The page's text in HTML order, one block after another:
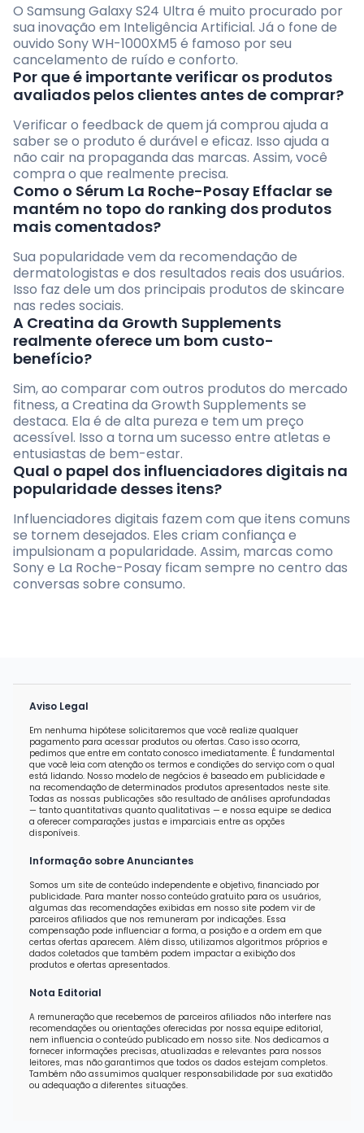
O Samsung Galaxy S24 Ultra é muito procurado por
sua inovação em Inteligência Artificial. Já o fone de
ouvido Sony WH-1000XM5 é famoso por seu
cancelamento de ruído e conforto.
Por que é importante verificar os produtos
avaliados pelos clientes antes de comprar?
Verificar o feedback de quem já comprou ajuda a
saber se o produto é durável e eficaz. Isso ajuda a
não cair na propaganda das marcas. Assim, você
compra o que realmente precisa.
Como o Sérum La Roche-Posay Effaclar se
mantém no topo do ranking dos produtos
mais comentados?
Sua popularidade vem da recomendação de
dermatologistas e dos resultados reais dos usuários.
Isso faz dele um dos principais produtos de skincare
nas redes sociais.
A Creatina da Growth Supplements
realmente oferece um bom custo-
benefício?
Sim, ao comparar com outros produtos do mercado
fitness, a Creatina da Growth Supplements se
destaca. Ela é de alta pureza e tem um preço
acessível. Isso a torna um sucesso entre atletas e
entusiastas de bem-estar.
Qual o papel dos influenciadores digitais na
popularidade desses itens?
Influenciadores digitais fazem com que itens comuns
se tornem desejados. Eles criam confiança e
impulsionam a popularidade. Assim, marcas como
Sony e La Roche-Posay ficam sempre no centro das
conversas sobre consumo.
Aviso Legal
Em nenhuma hipótese solicitaremos que você realize qualquer
pagamento para acessar produtos ou ofertas. Caso isso ocorra,
pedimos que entre em contato conosco imediatamente. É fundamental
que você leia com atenção os termos e condições do serviço com o qual
está lidando. Nosso modelo de negócios é baseado em publicidade e
na recomendação de determinados produtos apresentados neste site.
Todas as nossas publicações são resultado de análises aprofundadas
— tanto quantitativas quanto qualitativas — e nossa equipe se dedica
a oferecer comparações justas e imparciais entre as opções
disponíveis.
Informação sobre Anunciantes
Somos um site de conteúdo independente e objetivo, financiado por
publicidade. Para manter nosso conteúdo gratuito para os usuários,
algumas das recomendações exibidas em nosso site podem vir de
parceiros afiliados que nos remuneram por indicações. Essa
compensação pode influenciar a forma, a posição e a ordem em que
certas ofertas aparecem. Além disso, utilizamos algoritmos próprios e
dados coletados que também podem impactar a exibição dos
produtos e ofertas apresentados.
Nota Editorial
A remuneração que recebemos de parceiros afiliados não interfere nas
recomendações ou orientações oferecidas por nossa equipe editorial,
nem influencia o conteúdo publicado em nosso site. Nos dedicamos a
fornecer informações precisas, atualizadas e relevantes para nossos
leitores, mas não garantimos que todos os dados estejam completos.
Também não assumimos qualquer responsabilidade por sua exatidão
ou adequação a diferentes situações.